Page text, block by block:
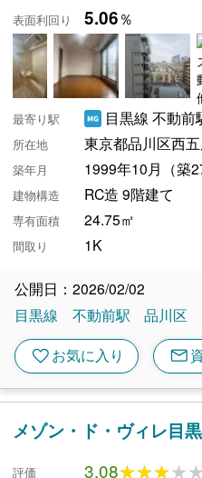
表面利回り 5.06％
最寄り駅 目黒線 不動前
所在地 東京都品川区西
築年月 1999年10月（築
建物構造 RC造 9階建て
専有面積 24.75㎡
間取り 1K
公開日：2026/02/02
目黒線
不動前駅 品川区
favoriteお気に入り mail
メゾン・ド・ヴィレ目黒
評価 3.08★★★★★
★★★★★